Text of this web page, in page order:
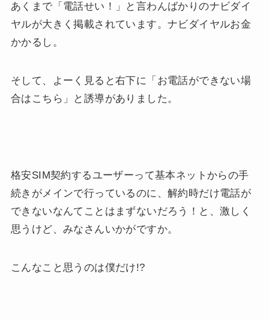
あくまで「電話せい！」と言わんばかりのナビダイ
ヤルが大きく掲載されています。ナビダイヤルお金
かかるし。
そして、よーく見ると右下に「お電話ができない場
合はこちら」と誘導がありました。
格安SIM契約するユーザーって基本ネットからの手
続きがメインで行っているのに、解約時だけ電話が
できないなんてことはまずないだろう！と、激しく
思うけど、みなさんいかがですか。
こんなこと思うのは僕だけ!?